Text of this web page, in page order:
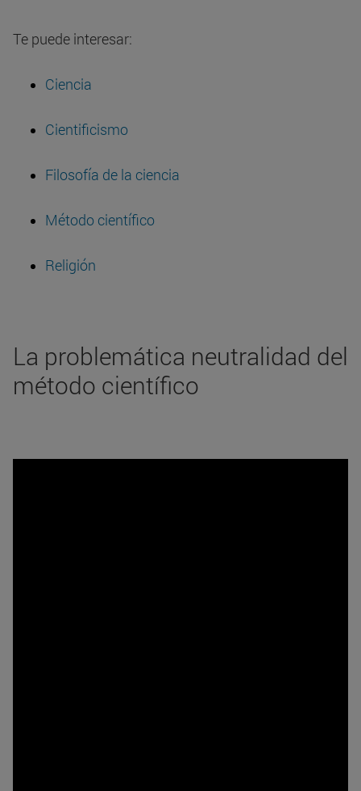
Te puede interesar:
Ciencia
Cientificismo
Filosofía de la ciencia
Método científico
Religión
La problemática neutralidad del
método científico